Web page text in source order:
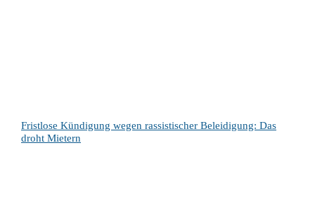
Fristlose Kündigung wegen rassistischer Beleidigung: Das
droht Mietern